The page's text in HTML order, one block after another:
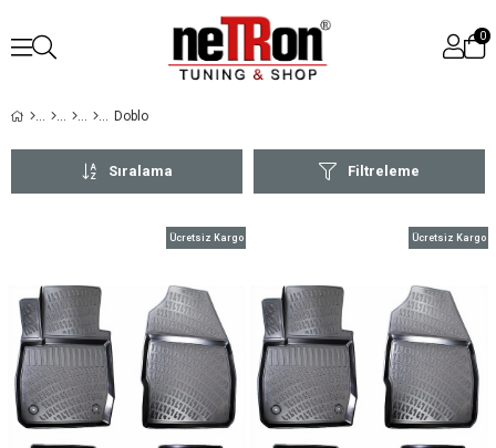
0
Doblo
Filtreleme
Sıralama
Ücretsiz Kargo Ücretsiz Kargo